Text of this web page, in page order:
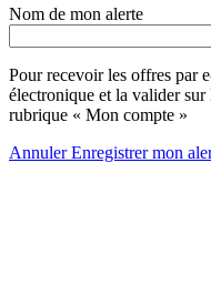
Nom de mon alerte
Pour recevoir les offres par
électronique et la valider sur
rubrique « Mon compte »
AnnulerEnregistrer mon